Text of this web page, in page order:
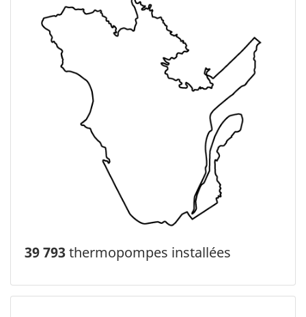
39 793thermopompes installées